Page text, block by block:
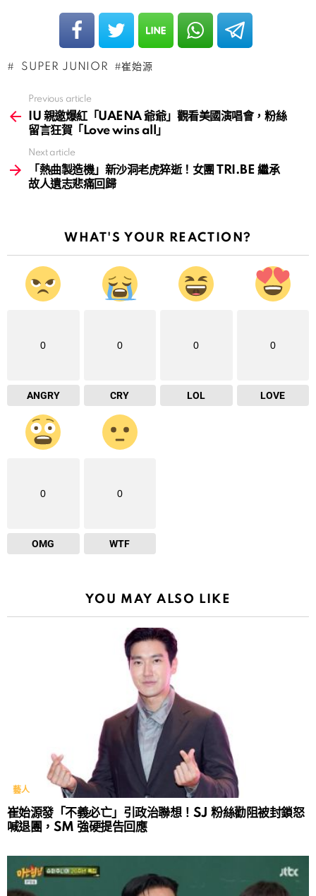
SUPER JUNIOR 崔始源
more
Previous article
IU 親邀爆紅「UAENA 爺爺」觀看美國演唱會，粉絲
留言狂賀「Love wins all」
Next article
「熱曲製造機」新沙洞老虎猝逝！女團 TRI.BE 繼承
故人遺志悲痛回歸
WHAT'S YOUR REACTION?
0
ANGRY
0
CRY
0
LOL
0
LOVE
0
OMG
0
WTF
YOU MAY ALSO LIKE
藝人
崔始源發「不義必亡」引政治聯想！SJ 粉絲勸阻被封鎖怒
喊退團，SM 強硬提告回應